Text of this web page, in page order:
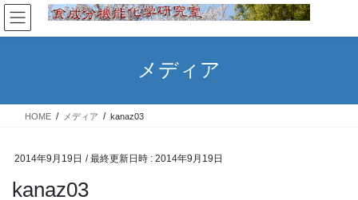
コ
ン
テ
ス
ナ
ビ
ゲ
ン
メディア
HOME メディア kanaz03
2014年9月19日 / 最終更新日時 : 2014年9月19日
kanaz03